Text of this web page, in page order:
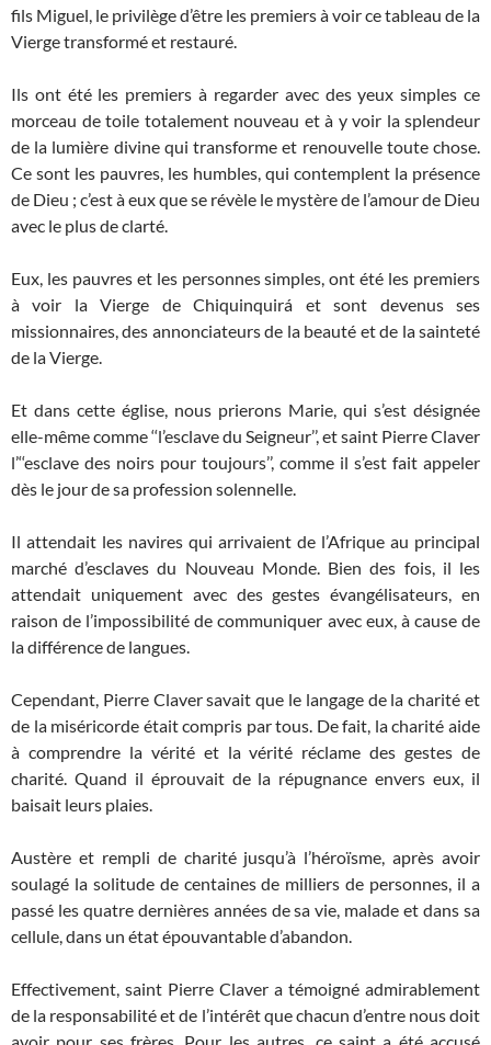
fils Miguel, le privilège d’être les premiers à voir ce tableau de la
Vierge transformé et restauré.
Ils ont été les premiers à regarder avec des yeux simples ce
morceau de toile totalement nouveau et à y voir la splendeur
de la lumière divine qui transforme et renouvelle toute chose.
Ce sont les pauvres, les humbles, qui contemplent la présence
de Dieu ; c’est à eux que se révèle le mystère de l’amour de Dieu
avec le plus de clarté.
Eux, les pauvres et les personnes simples, ont été les premiers
à voir la Vierge de Chiquinquirá et sont devenus ses
missionnaires, des annonciateurs de la beauté et de la sainteté
de la Vierge.
Et dans cette église, nous prierons Marie, qui s’est désignée
elle-même comme ‘‘l’esclave du Seigneur’’, et saint Pierre Claver
l’‘‘esclave des noirs pour toujours’’, comme il s’est fait appeler
dès le jour de sa profession solennelle.
Il attendait les navires qui arrivaient de l’Afrique au principal
marché d’esclaves du Nouveau Monde. Bien des fois, il les
attendait uniquement avec des gestes évangélisateurs, en
raison de l’impossibilité de communiquer avec eux, à cause de
la différence de langues.
Cependant, Pierre Claver savait que le langage de la charité et
de la miséricorde était compris par tous. De fait, la charité aide
à comprendre la vérité et la vérité réclame des gestes de
charité. Quand il éprouvait de la répugnance envers eux, il
baisait leurs plaies.
Austère et rempli de charité jusqu’à l’héroïsme, après avoir
soulagé la solitude de centaines de milliers de personnes, il a
passé les quatre dernières années de sa vie, malade et dans sa
cellule, dans un état épouvantable d’abandon.
Effectivement, saint Pierre Claver a témoigné admirablement
de la responsabilité et de l’intérêt que chacun d’entre nous doit